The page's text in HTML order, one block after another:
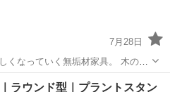
7月28日
くなっていく無垢材家具。 木の持
れる存在感を存分に生かした世界
のが全てとなります。 全体的に艶
インテリア雑貨/小物 無垢
ラウンド型｜プラントスタン